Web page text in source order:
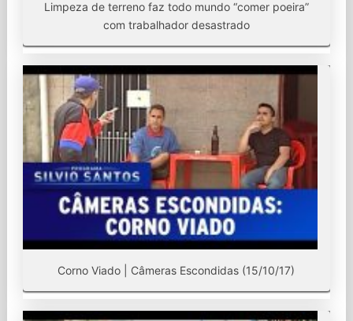
Limpeza de terreno faz todo mundo “comer poeira”
com trabalhador desastrado
Corno Viado | Câmeras Escondidas (15/10/17)